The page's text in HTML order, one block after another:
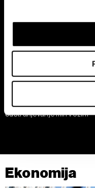
Identificirati
lastnosti
Poglejte si še, kako
nastavite svoje
iz Izjave o piškotkih.
Skupni upravljavci
Piškotke lahko kadar
kliknete možnost
razmišlja, da bi Evropi dovolil
odstranjevanje min v ožini
Ekonomija